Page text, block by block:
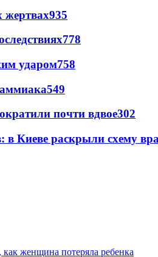
жертвах935
778
ударом758
549
почти вдвое302
Киеве раскрыли схему